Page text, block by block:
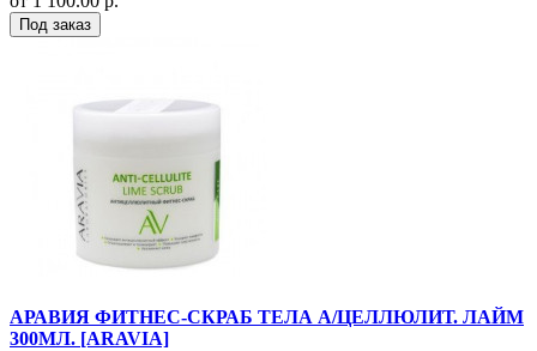
Под заказ
АРАВИЯ ФИТНЕС-СКРАБ ТЕЛА А/ЦЕЛЛЮЛИТ. ЛАЙМ
300МЛ. [ARAVIA]